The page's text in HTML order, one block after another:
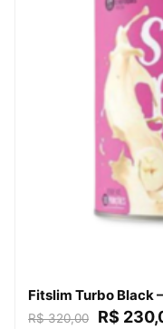
Fitslim Turbo Black
R$320,00 R$